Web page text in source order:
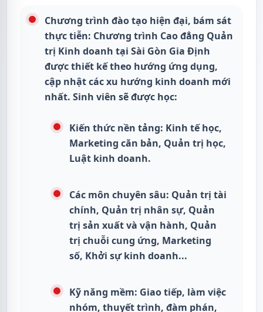
Chương trình đào tạo hiện đại, bám sát
thực tiễn: Chương trình Cao đẳng Quản
trị Kinh doanh tại Sài Gòn Gia Định
được thiết kế theo hướng ứng dụng,
cập nhật các xu hướng kinh doanh mới
nhất. Sinh viên sẽ được học:
Kiến thức nền tảng: Kinh tế học,
Marketing căn bản, Quản trị học,
Luật kinh doanh.
Các môn chuyên sâu: Quản trị tài
chính, Quản trị nhân sự, Quản
trị sản xuất và vận hành, Quản
trị chuỗi cung ứng, Marketing
số, Khởi sự kinh doanh...
Kỹ năng mềm: Giao tiếp, làm việc
nhóm, thuyết trình, đàm phán,